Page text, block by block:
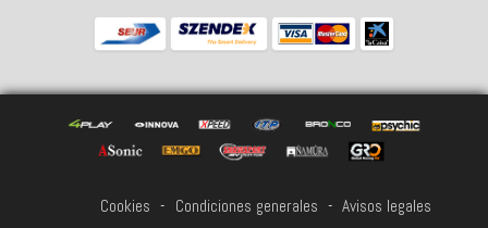
Cookies - Condiciones generales - Avisos legales